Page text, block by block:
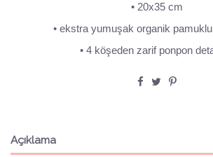
• 20x35 cm
• ekstra yumuşak organik
• 4 köşeden zarif ponpon
Açıklama